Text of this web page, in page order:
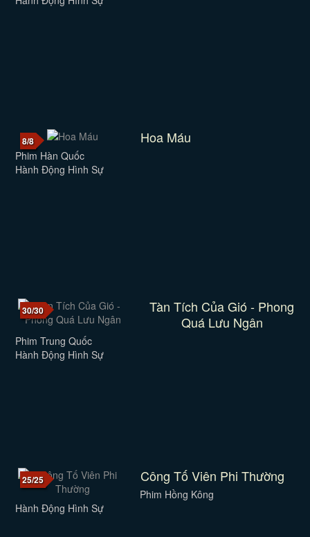
8/8 Hoa Máu
Phim Hàn Quốc
Hành Động Hình Sự
30/30
Tàn Tích Của Gió - Phong
Quá Lưu Ngân
Phim Trung Quốc
Hành Động Hình Sự
25/25 Công Tố Viên Phi Thường
Phim Hồng Kông
Hành Động Hình Sự